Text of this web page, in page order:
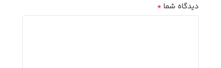
دیدگاه شما *